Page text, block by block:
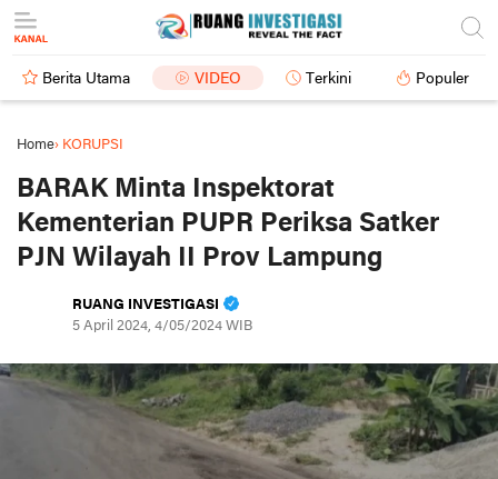
Berita Utama VIDEO Terkini Populer
Home› KORUPSI
BARAK Minta Inspektorat
Kementerian PUPR Periksa Satker
PJN Wilayah II Prov Lampung
RUANG INVESTIGASI
5 April 2024, 4/05/2024 WIB